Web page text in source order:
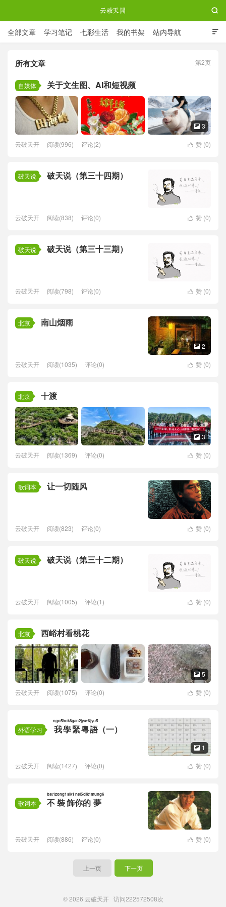
云破天开

全部文章 学习笔记 七彩生活 我的书架 站内导航

所有文章 第2页
自媒体 关于文生图、AI和短视频
 3
 赞 (0)
云破天开 阅读(996) 评论(2)
破天说 破天说（第三十四期）
 赞 (0)
云破天开 阅读(838) 评论(0)
破天说 破天说（第三十三期）
 赞 (0)
云破天开 阅读(798) 评论(0)
北京 南山烟雨
 2
 赞 (0)
云破天开 阅读(1035) 评论(0)
北京 十渡
 3
 赞 (0)
云破天开 阅读(1369) 评论(0)
歌词本 让一切随风
 赞 (0)
云破天开 阅读(823) 评论(0)
破天说 破天说（第三十二期）
 赞 (0)
云破天开 阅读(1005) 评论(1)
北京 西峪村看桃花
 5
 赞 (0)
云破天开 阅读(1075) 评论(0)
外语学习 我
ngo5
學
hok6
緊
gan2
粵
jyut6
語
jyu5
（一）
 1
 赞 (0)
云破天开 阅读(1427) 评论(0)
歌词本 不
bat1
裝
zong1
飾
sik1
你
nei5
的
dik1
夢
mung6
 赞 (0)
云破天开 阅读(886) 评论(0)
上一页 下一页
© 2026 云破天开访问222572508次